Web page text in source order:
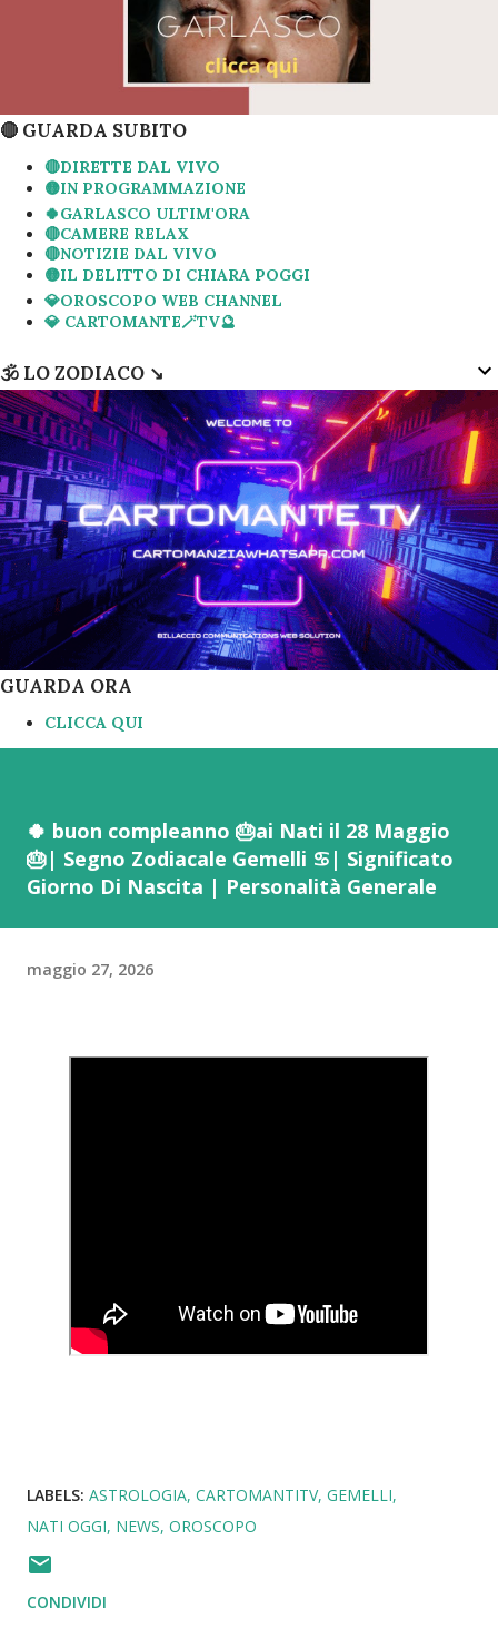
🔴 GUARDA SUBITO
🔴DIRETTE DAL VIVO
🟡IN PROGRAMMAZIONE
🍀GARLASCO ULTIM'ORA
🔴CAMERE RELAX
🔴NOTIZIE DAL VIVO
🟡IL DELITTO DI CHIARA POGGI
💎OROSCOPO WEB CHANNEL
💎 CARTOMANTE🪄TV🔮
🕉 LO ZODIACO ↘️
GUARDA ORA
CLICCA QUI
🍀 buon compleanno 🎂ai Nati il 28 Maggio
🎂| Segno Zodiacale Gemelli ♋️| Significato
Giorno Di Nascita | Personalità Generale
maggio 27, 2026
LABELS: ASTROLOGIA CARTOMANTITV GEMELLI
NATI OGGI NEWS OROSCOPO
CONDIVIDI